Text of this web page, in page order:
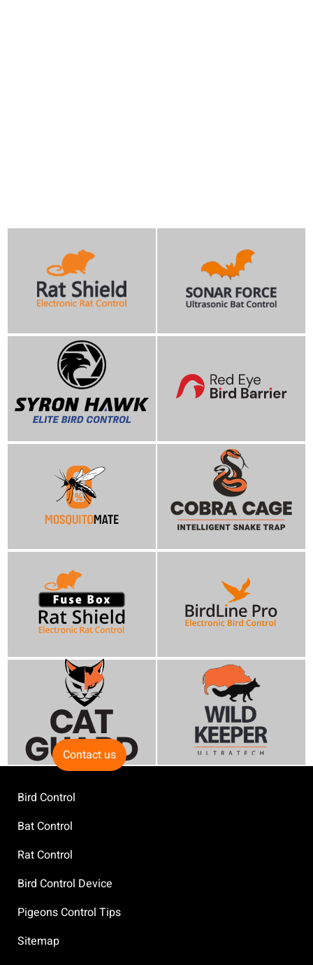
Contact us
Bird Control
Bat Control
Rat Control
Bird Control Device
Pigeons Control Tips
Sitemap